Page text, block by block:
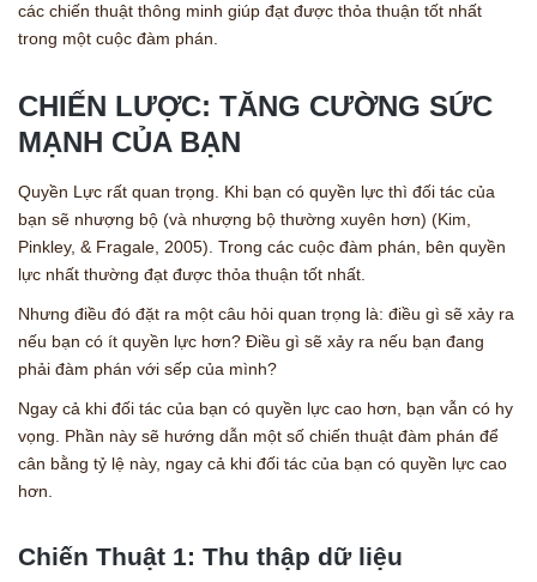
các chiến thuật thông minh giúp đạt được thỏa thuận tốt nhất
trong một cuộc đàm phán.
CHIẾN LƯỢC: TĂNG CƯỜNG SỨC
MẠNH CỦA BẠN
Quyền Lực rất quan trọng. Khi bạn có quyền lực thì đối tác của
bạn sẽ nhượng bộ (và nhượng bộ thường xuyên hơn) (Kim,
Pinkley, & Fragale, 2005). Trong các cuộc đàm phán, bên quyền
lực nhất thường đạt được thỏa thuận tốt nhất.
Nhưng điều đó đặt ra một câu hỏi quan trọng là: điều gì sẽ xảy ra
nếu bạn có ít quyền lực hơn? Điều gì sẽ xảy ra nếu bạn đang
phải đàm phán với sếp của mình?
Ngay cả khi đối tác của bạn có quyền lực cao hơn, bạn vẫn có hy
vọng. Phần này sẽ hướng dẫn một số chiến thuật đàm phán để
cân bằng tỷ lệ này, ngay cả khi đối tác của bạn có quyền lực cao
hơn.
Chiến Thuật 1: Thu thập dữ liệu